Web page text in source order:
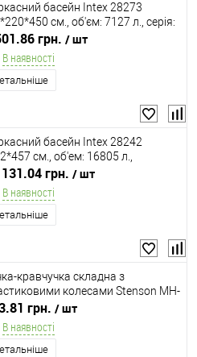
басейн Intex 28273
см., об'єм: 7127 л., серія:
Frame)грн. / шт
В наявності
басейн Intex 28242
см., об'ем: 16805 л.,
фільтр-насос 3785 л/
драбина, тент, підстилка, серія:
Frame)
грн. / шт
В наявності
кравчучка складна з
колесами Stenson MH-
S (30*35*87 см., навантаження
кг.)
грн. / шт
В наявності